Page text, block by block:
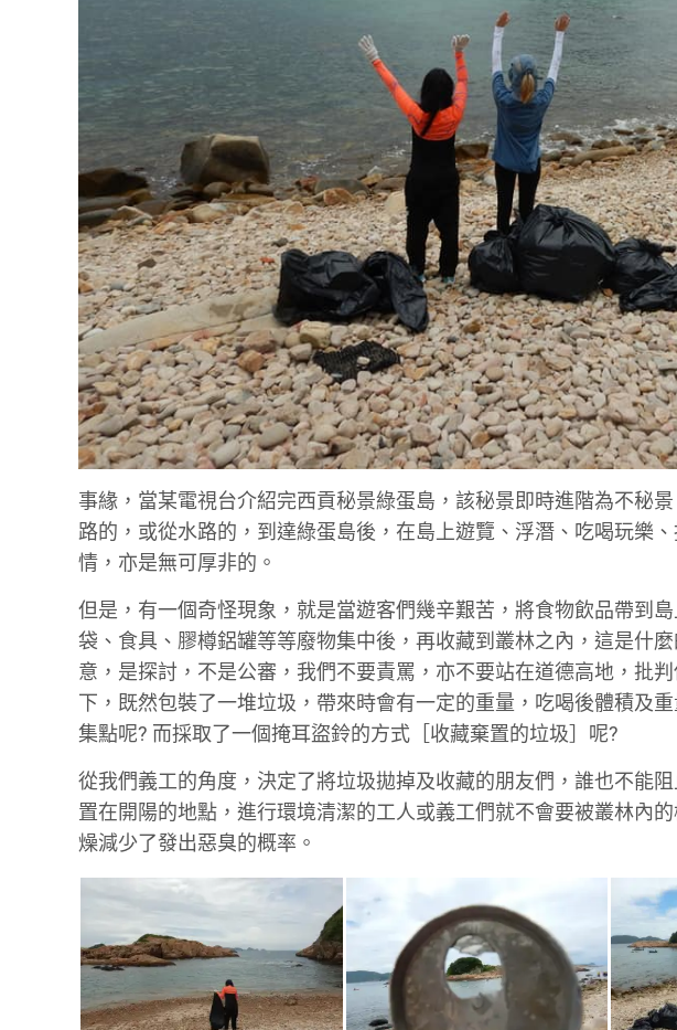
事緣，當某電視台介紹完西貢秘景綠蛋島，該秘景即時進階為不秘
路的，或從水路的，到達綠蛋島後，在島上遊覽、浮潛、吃喝玩樂
情，亦是無可厚非的。
但是，有一個奇怪現象，就是當遊客們幾辛艱苦，將食物飲品帶到
袋、食具、膠樽鋁罐等等廢物集中後，再收藏到叢林之內，這是什
意，是探討，不是公審，我們不要責罵，亦不要站在道德高地，批
下，既然包裝了一堆垃圾，帶來時會有一定的重量，吃喝後體積及
集點呢? 而採取了一個掩耳盜鈴的方式［收藏棄置的垃圾］呢?
從我們義工的角度，決定了將垃圾拋掉及收藏的朋友們，誰也不能
置在開陽的地點，進行環境清潔的工人或義工們就不會要被叢林內
燥減少了發出惡臭的概率。